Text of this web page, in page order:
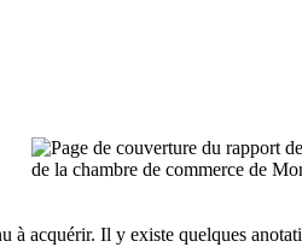
acquérir. Il y existe quelques